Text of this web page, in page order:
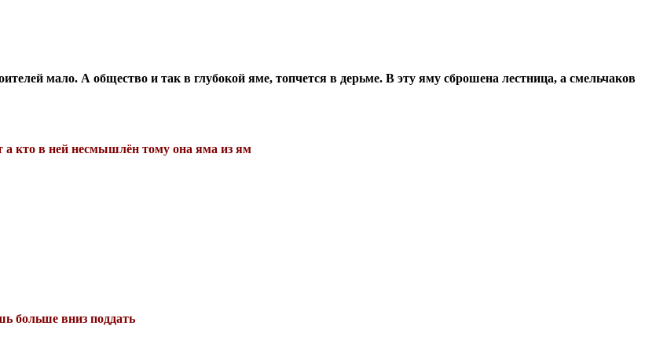
мало. А общество и так в глубокой яме, топчется в дерьме. В эту яму сброшена лестница, а смельчаков
а кто в ней несмышлён тому она яма из ям
больше вниз поддать